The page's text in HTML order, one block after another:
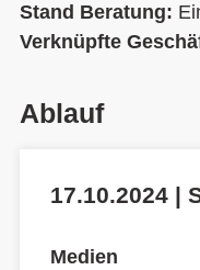
Stand Beratung:
Verknüpfte
Ablauf
17.10.2024 |
Medien